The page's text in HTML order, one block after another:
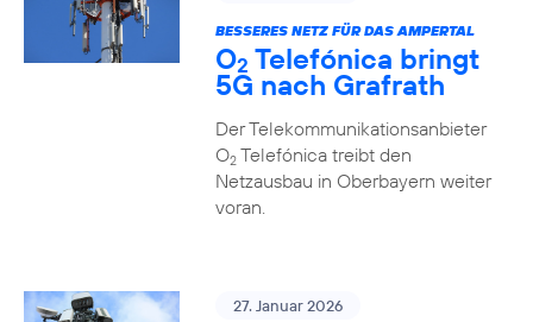
BESSERES NETZ FÜR DAS AMPERTAL
O2 Telefónica bringt
5G nach Grafrath
Der Telekommunikationsanbieter
O2Telefónica treibt den
Netzausbau in Oberbayern weiter
voran.
27. Januar 2026